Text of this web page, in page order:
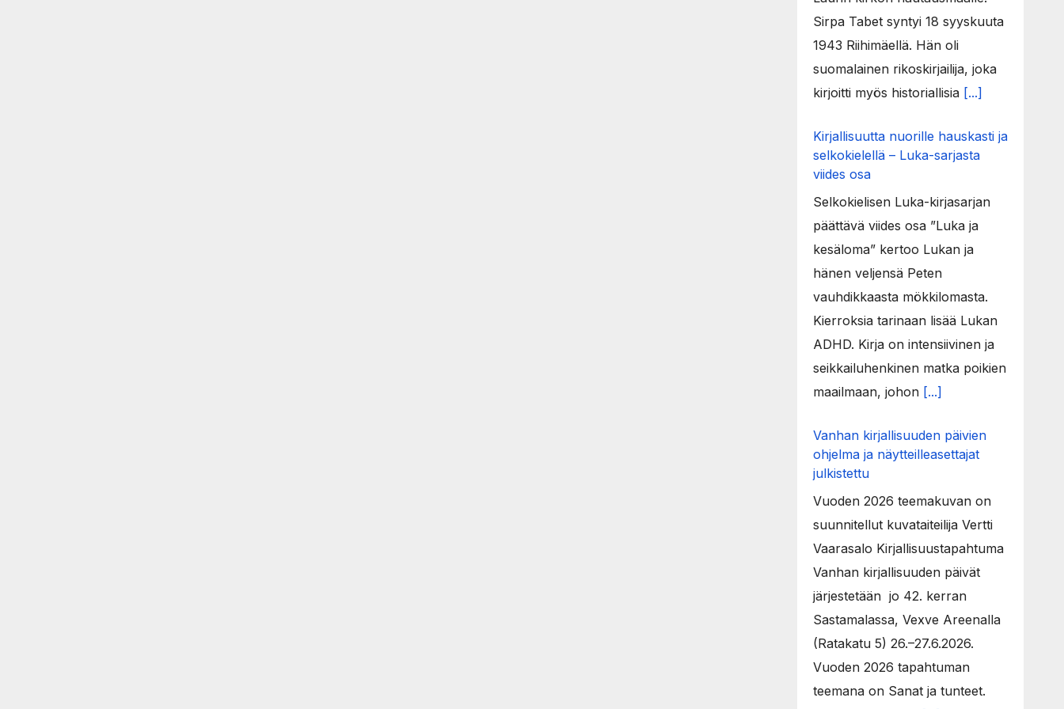
Sirpa Tabet syntyi 18 syyskuuta
1943 Riihimäellä. Hän oli
suomalainen rikoskirjailija, joka
kirjoitti myös historiallisia [...]
Kirjallisuutta nuorille hauskasti ja
selkokielellä – Luka-sarjasta
viides osa
Selkokielisen Luka-kirjasarjan
päättävä viides osa ”Luka ja
kesäloma” kertoo Lukan ja
hänen veljensä Peten
vauhdikkaasta mökkilomasta.
Kierroksia tarinaan lisää Lukan
ADHD. Kirja on intensiivinen ja
seikkailuhenkinen matka poikien
maailmaan, johon [...]
Vanhan kirjallisuuden päivien
ohjelma ja näytteilleasettajat
julkistettu
Vuoden 2026 teemakuvan on
suunnitellut kuvataiteilija Vertti
Vaarasalo Kirjallisuustapahtuma
Vanhan kirjallisuuden päivät
järjestetään jo 42. kerran
Sastamalassa, Vexve Areenalla
(Ratakatu 5) 26.–27.6.2026.
Vuoden 2026 tapahtuman
teemana on Sanat ja tunteet.